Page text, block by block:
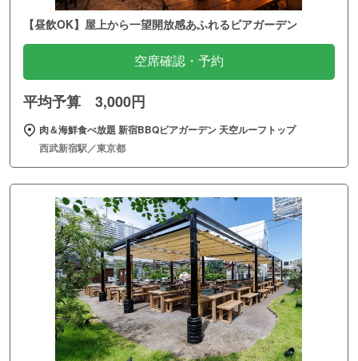
【昼飲OK】屋上から一望開放感あふれるビアガーデン
空席確認・予約
平均予算 3,000円
肉＆海鮮食べ放題 新宿BBQビアガーデン 天空ルーフトップ
西武新宿駅／東京都